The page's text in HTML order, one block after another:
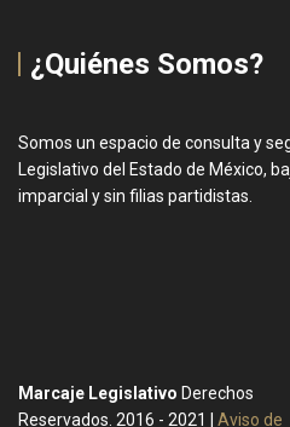
¿Quiénes Somos?
Somos un espacio de consulta y
Legislativo del Estado de México,
imparcial y sin filias partidistas.
Marcaje Legislativo Derechos
Reservados. 2016 - 2021 | Aviso de